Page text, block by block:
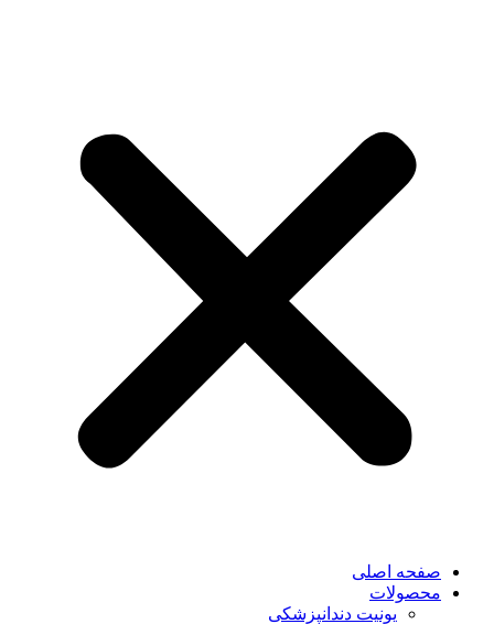
صفحه اصلی
محصولات
یونیت دندانپزشکی